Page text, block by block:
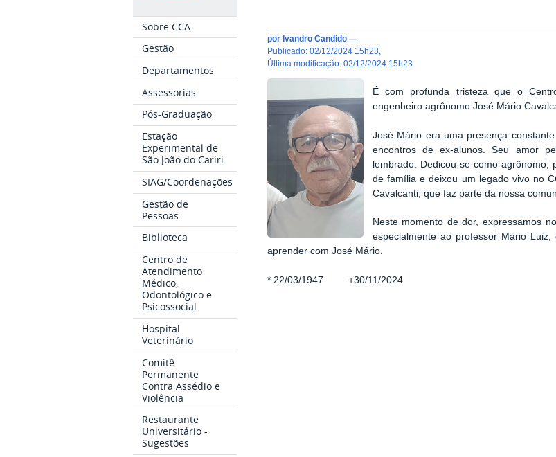
Sobre CCA
Gestão
Departamentos
Assessorias
Pós-Graduação
Estação
Experimental de
São João do Cariri
SIAG/Coordenações
Gestão de
Pessoas
Biblioteca
Centro de
Atendimento
Médico,
Odontológico e
Psicossocial
Hospital
Veterinário
Comitê
Permanente
Contra Assédio e
Violência
Restaurante
Universitário -
Sugestões
por Ivandro Candido —
publicado:02/12/2024 15h23
última modificação:02/12/2024 15h23
É com profunda tristeza que o
engenheiro agrônomo José Mário
José Mário era uma presença
encontros de ex-alunos. Seu amor
lembrado. Dedicou-se como agrônomo,
de família e deixou um legado vivo no
Cavalcanti, que faz parte da nossa
Neste momento de dor, expressamos
especialmente ao professor Mário
aprender com José Mário.
* 22/03/1947 +30/11/2024